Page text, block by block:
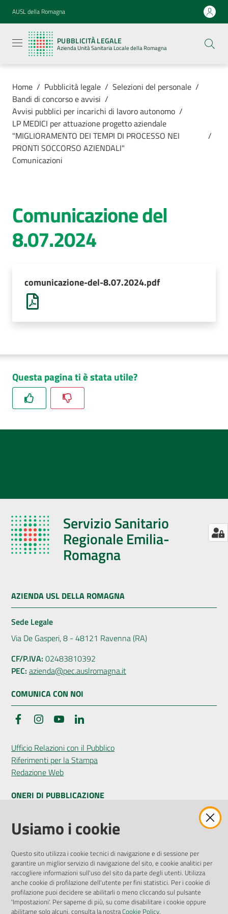
Vai al contenuto
Vai alla navigazione
Vai al footer
AUSL della Romagna
PUBBLICITÀ LEGALE
Azienda Unità Sanitaria Locale della Romagna
legale
Azienda
Unità
Locale della
Azienda
cura
AUSL
Home / Pubblicità legale / Selezioni del personale /
Bandi di concorso e avvisi /
Avvisi pubblici per incarichi di lavoro autonomo /
LP MEDICI per attuazione progetto aziendale
"MIGLIORAMENTO DEI TEMPI DI PROCESSO NEI
PRONTI SOCCORSO AZIENDALI"
/
Comunicazioni
Comunicazione del
8.07.2024
comunicazione-del-8.07.2024.pdf
Questa pagina ti è stata utile?
Servizio Sanitario
Regionale Emilia-
Romagna
AZIENDA USL DELLA ROMAGNA
Sede Legale
Via De Gasperi, 8 - 48121 Ravenna (RA)
CF/P.IVA: 02483810392
PEC: azienda@pec.auslromagna.it
COMUNICA CON NOI
FacebookInstagramYouTube
Ufficio Relazioni con il Pubblico
Riferimenti per la Stampa
Redazione Web
ONERI DI PUBBLICAZIONE
Amministrazione Trasparente
Pubblicità legale
Privacy Policy
Attuazione Misure PNRR
Liste di Attesa
ENTI, IMPRESE E PARTNER
Usiamo i cookie
Questo sito utilizza i cookie tecnici di navigazione e di sessione per
garantire un miglior servizio di navigazione del sito, e cookie analitici per
raccogliere informazioni sull'uso del sito da parte degli utenti. Utilizza
anche cookie di profilazione dell'utente per fini statistici. Per i cookie di
profilazione puoi decidere se abilitarli o meno cliccando sul pulsante
'Impostazioni'. Per saperne di più, su come disabilitare i cookie oppure
abilitarne solo alcuni, consulta la nostraCookie Policy.